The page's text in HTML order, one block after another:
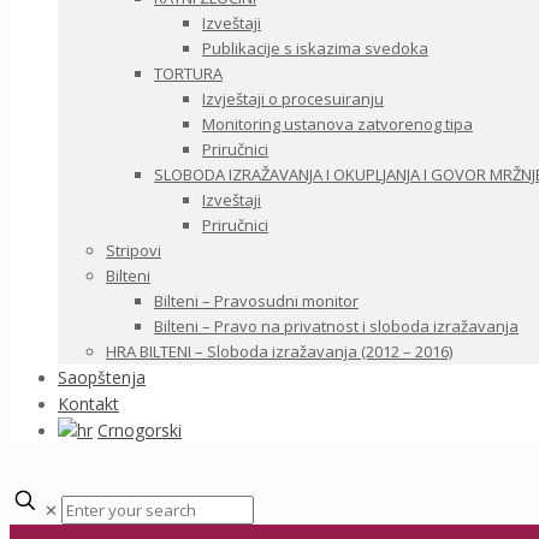
Izveštaji
Publikacije s iskazima svedoka
TORTURA
Izvještaji o procesuiranju
Monitoring ustanova zatvorenog tipa
Priručnici
SLOBODA IZRAŽAVANJA I OKUPLJANJA I GOVOR
Izveštaji
Priručnici
Stripovi
Bilteni
Bilteni – Pravosudni monitor
Bilteni – Pravo na privatnost i sloboda izražavanja
HRA BILTENI – Sloboda izražavanja (2012 – 2016)
Saopštenja
Kontakt
Crnogorski
✕